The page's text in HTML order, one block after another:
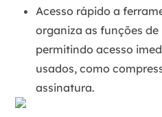
Acesso rápido a
organiza as funções
permitindo acesso
usados, como
assinatura.